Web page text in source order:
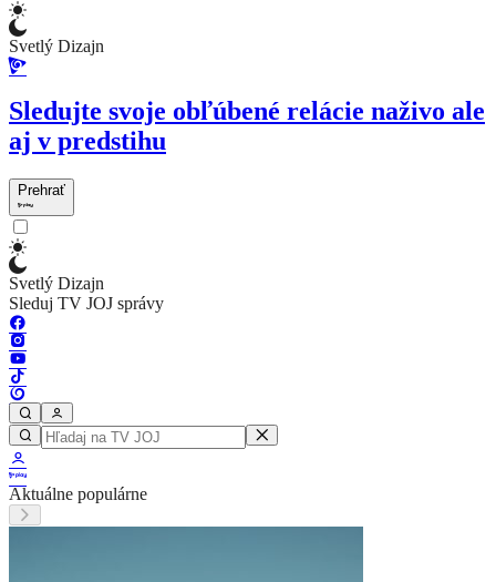
Svetlý Dizajn
Sledujte svoje obľúbené relácie naživo ale
aj v predstihu
Prehrať
Svetlý Dizajn
Sleduj TV JOJ správy
Aktuálne populárne